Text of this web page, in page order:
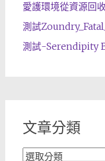
愛護環境從資源回
測試
測試-Serendipity
文章分類
文